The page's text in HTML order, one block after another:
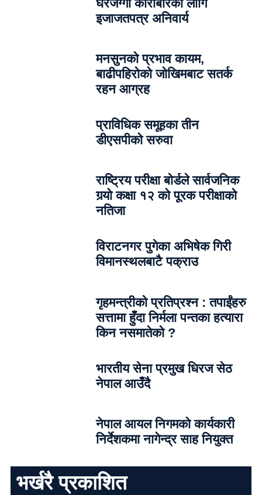
घरजग्गा कारोबारका लागि
इजाजतपत्र अनिवार्य
मनसुनको प्रभाव कायम,
बाढीपहिरोको जोखिमबाट सतर्क
रहन आग्रह
प्राविधिक समूहका तीन
डीएसपीको सरुवा
राष्ट्रिय परीक्षा बोर्डले सार्वजनिक
गर्‍यो कक्षा १२ को पूरक परीक्षाको
नतिजा
विराटनगर पुगेका अभिषेक गिरी
विमानस्थलबाटै पक्राउ
गृहमन्त्रीको प्रतिप्रश्न : तपाईंहरु
सत्तामा हुँदा निर्मला पन्तका हत्यारा
किन नसमातेको ?
भारतीय सेना प्रमुख धिरज सेठ
नेपाल आउँदै
नेपाल आयल निगमको कार्यकारी
निर्देशकमा नागेन्द्र साह नियुक्त
भर्खरै प्रकाशित